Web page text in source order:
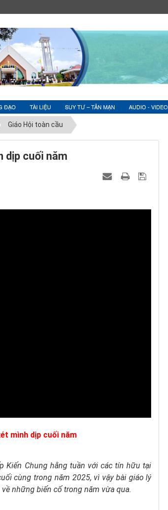
ĐẠO TÀI LIỆU SUY TƯ – TẢN MẠN AUDIO - VIDEO
Giáo Hội toàn cầu
dịp cuối năm
mình dịp cuối năm
Kiến Chung hằng tuần với các tín hữu tại
cùng trong năm 2025, vì vậy bài giáo lý
những biến cố trong năm vừa qua.